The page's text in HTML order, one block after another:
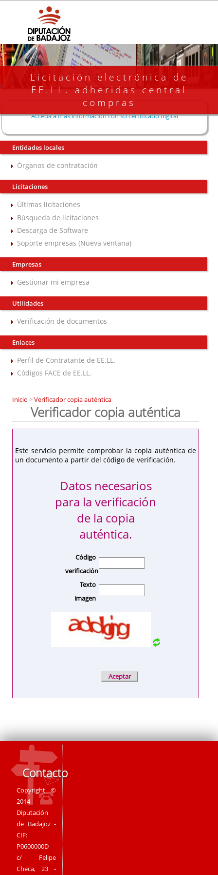
Licitación electrónica de
EE.LL. adheridas central
compras
Acceda a más información con su certificado digital
Entidades locales
Órganos de contratación
Licitaciones
Últimas licitaciones
Búsqueda de licitaciones
Descarga de Software
Soporte empresas (Nueva ventana)
Empresas
Gestionar mi empresa
Utilidades
Verificación de documentos
Enlaces
Perfil de Contratante de EE.LL.
Códigos FACE de EE.LL.
Inicio >Verificador copia auténtica
Verificador copia auténtica
Este servicio permite comprobar la copia auténtica de
un documento a partir del código de verificación.
Datos necesarios
para la verificación
de la copia
auténtica.
Código
verificación
Texto
imagen
Contacto
Copyright ©
2014
Diputación
de Badajoz -
CIF:
P0600000D
c/ Felipe
Checa, 23 -